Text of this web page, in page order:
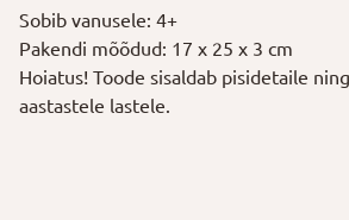
Sobib vanusele: 4+
Pakendi mõõdud: 17 x 25 x 3 cm
Hoiatus! Toode sisaldab pisidetaile
aastastele lastele.